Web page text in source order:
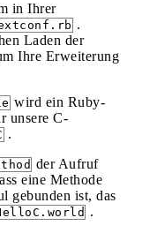
in Ihrer
.
Laden der
Ihre Erweiterung
wird ein Ruby-
unsere C-
.
der Aufruf
eine Methode
gebunden ist, das
.